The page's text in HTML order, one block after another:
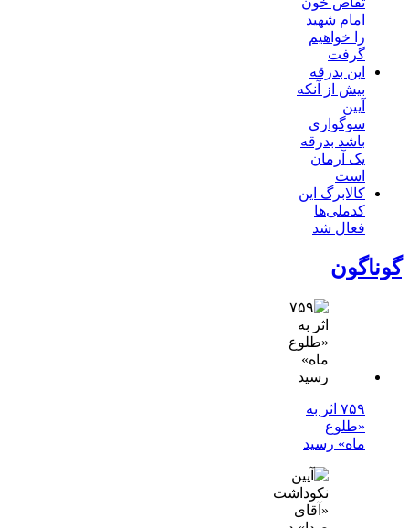
امام شهید
را خواهیم
گرفت
این بدرقه
بیش از آنکه
آیین
سوگواری
باشد بدرقه
یک آرمان
است
کالابرگ این
کدملی‌ها
فعال شد
گوناگون
۷۵۹ اثر به
«طلوع
ماه» رسید